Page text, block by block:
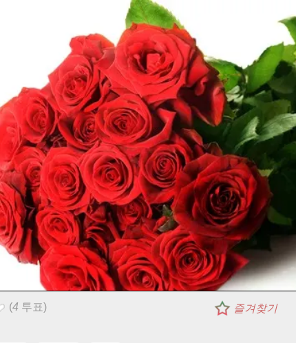
(4 투표)
즐겨찾기